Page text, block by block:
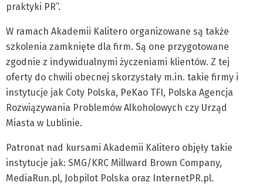
praktyki PR”.
W ramach Akademii Kalitero organizowane są także
szkolenia zamknięte dla firm. Są one przygotowane
zgodnie z indywidualnymi życzeniami klientów. Z tej
oferty do chwili obecnej skorzystały m.in. takie firmy i
instytucje jak Coty Polska, PeKao TFI, Polska Agencja
Rozwiązywania Problemów Alkoholowych czy Urząd
Miasta w Lublinie.
Patronat nad kursami Akademii Kalitero objęły takie
instytucje jak: SMG/KRC Millward Brown Company,
MediaRun.pl, Jobpilot Polska oraz InternetPR.pl.